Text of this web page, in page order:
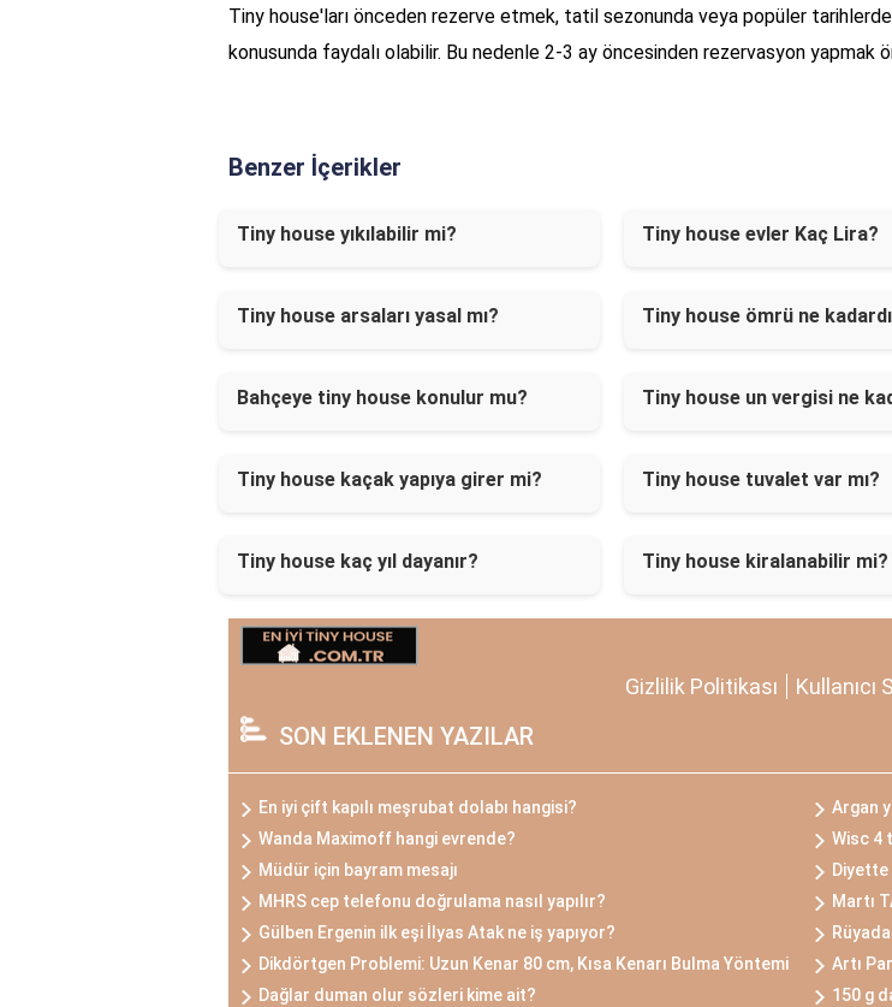
Tiny house'ları önceden rezerve etmek, tatil sezonunda veya popüler
konusunda faydalı olabilir. Bu nedenle 2-3 ay öncesinden rezervasyon yapmak
Benzer İçerikler
Tiny house yıkılabilir mi? Tiny house evler Kaç Lira?
Tiny house arsaları yasal mı? Tiny house ömrü ne
Bahçeye tiny house konulur mu? Tiny house un vergisi ne
Tiny house kaçak yapıya girer mi? Tiny house tuvalet var mı?
Tiny house kaç yıl dayanır? Tiny house kiralanabilir mi?
Gizlilik Politikası Kullanıcı
SON EKLENEN YAZILAR
En iyi çift kapılı meşrubat dolabı hangisi?
Argan
Wanda Maximoff hangi evrende?
Wisc 4
Müdür için bayram mesajı
Diyette
MHRS cep telefonu doğrulama nasıl yapılır?
Martı
Gülben Ergenin ilk eşi İlyas Atak ne iş yapıyor?
Dikdörtgen Problemi: Uzun Kenar 80 cm, Kısa Kenarı Bulma Yöntemi
Artı
Dağlar duman olur sözleri kime ait?
150 g